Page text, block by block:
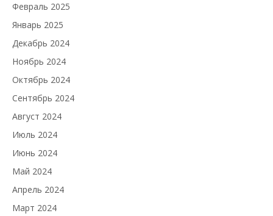
Февраль 2025
Январь 2025
Декабрь 2024
Ноябрь 2024
Октябрь 2024
Сентябрь 2024
Август 2024
Июль 2024
Июнь 2024
Май 2024
Апрель 2024
Март 2024